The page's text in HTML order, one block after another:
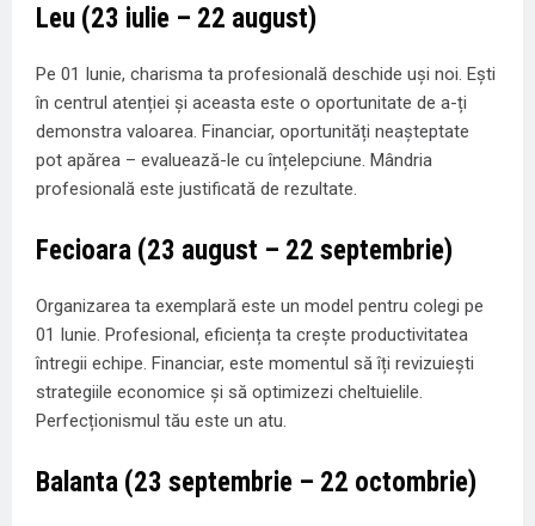
Leu (23 iulie – 22 august)
Pe 01 Iunie, charisma ta profesională deschide uși noi. Ești
în centrul atenției și aceasta este o oportunitate de a-ți
demonstra valoarea. Financiar, oportunități neașteptate
pot apărea – evaluează-le cu înțelepciune. Mândria
profesională este justificată de rezultate.
Fecioara (23 august – 22 septembrie)
Organizarea ta exemplară este un model pentru colegi pe
01 Iunie. Profesional, eficiența ta crește productivitatea
întregii echipe. Financiar, este momentul să îți revizuiești
strategiile economice și să optimizezi cheltuielile.
Perfecționismul tău este un atu.
Balanta (23 septembrie – 22 octombrie)